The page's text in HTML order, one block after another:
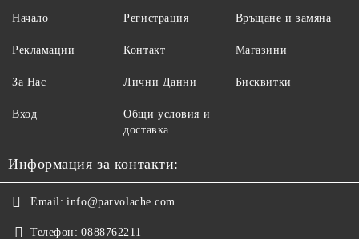
Начало
Рекламации
За Нас
Вход
Регистрация
Контакт
Лични Данни
Общи условия и
доставка
Връщане и замяна
Магазини
Бисквитки
Информация за контакти:
Email: info@parvolache.com
Телефон: 0888762211